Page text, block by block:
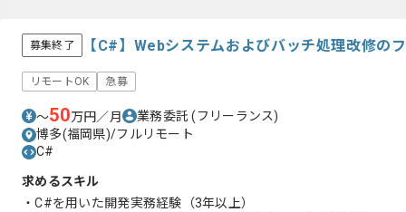
募集終了 【C#】Webシステムおよびバッチ処理改修の
リモートOK 急募
〜50万円／月 業務委託(フリーランス)
博多(福岡県)/フルリモート
C#
求めるスキル
・C#を用いた開発実務経験（3年以上）